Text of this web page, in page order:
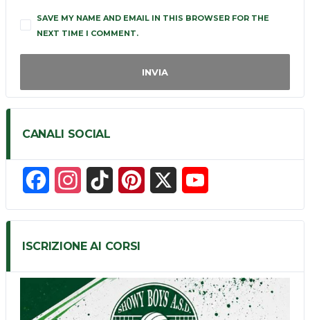
SAVE MY NAME AND EMAIL IN THIS BROWSER FOR THE
NEXT TIME I COMMENT.
CANALI SOCIAL
a
o
n
a
g
i
k
i
e
r
o
u
b
ISCRIZIONE AI CORSI